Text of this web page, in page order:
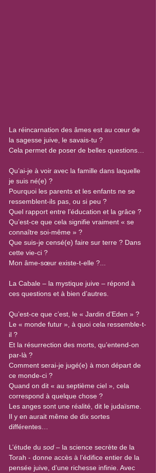
La réincarnation des âmes est au cœur de
la sagesse juive, le savais-tu ?
Cela permet de poser de belles questions…
Qu’ai-je à voir avec la famille dans laquelle
je suis né(e) ?
Pourquoi les parents et les enfants ne se
ressemblent-ils pas, ou si peu ?
Quel rapport entre l’éducation et la grâce ?
Qu’est-ce que cela signifie vraiment « se
connaître soi-même » ?
Que suis-je censé(e) faire sur terre ? Dans
cette vie-ci ?
Mon âme-sœur existe-t-elle ?...
La Cabale – la mystique juive – répond à
ces questions et à bien d’autres.
Qu’est-ce que c’est, le « Jardin d’Eden » ?
Le « monde futur », à quoi cela ressemble-t-
il ?
Et la résurrection des morts, qu’entend-on
par-là ?
Comment serai-je jugé(e) à mon départ de
ce monde-ci ?
Quand on dit « au septième ciel », cela
correspond à quelque chose ?
Les anges sont une réalité, dit le judaïsme.
Il y en aurait même de dix sortes
différentes…
L’étude du sod – la science secrète de la
Torah - donne accès à l’édifice entier de la
pensée juive, d’une richesse infinie. Avec